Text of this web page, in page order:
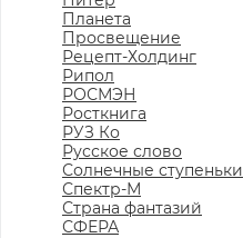
Планета
Просвещение
Рецепт-Холдинг
Рипол
РОСМЭН
Росткнига
РУЗ Ко
Русское слово
Солнечные ступеньки
Спектр-М
Страна фантазий
СФЕРА